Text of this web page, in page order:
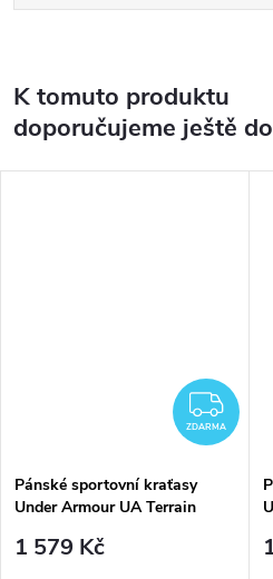
K tomuto produktu
doporučujeme ještě
ZDARMA
Pánské sportovní kraťasy
Under Armour UA Terrain
1 579 Kč